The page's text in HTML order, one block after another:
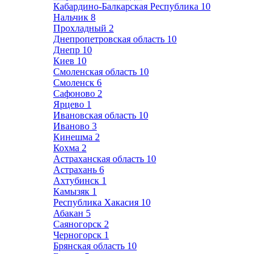
Кабардино-Балкарская Республика 10
Нальчик 8
Прохладный 2
Днепропетровская область 10
Днепр 10
Киев 10
Смоленская область 10
Смоленск 6
Сафоново 2
Ярцево 1
Ивановская область 10
Иваново 3
Кинешма 2
Кохма 2
Астраханская область 10
Астрахань 6
Ахтубинск 1
Камызяк 1
Республика Хакасия 10
Абакан 5
Саяногорск 2
Черногорск 1
Брянская область 10